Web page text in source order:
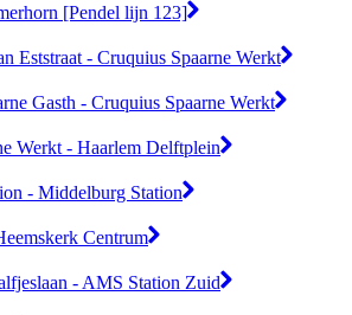
[Pendel lijn 123]
Eststraat - Cruquius Spaarne Werkt
Gasth - Cruquius Spaarne Werkt
Werkt - Haarlem Delftplein
- Middelburg Station
Centrum
- AMS Station Zuid